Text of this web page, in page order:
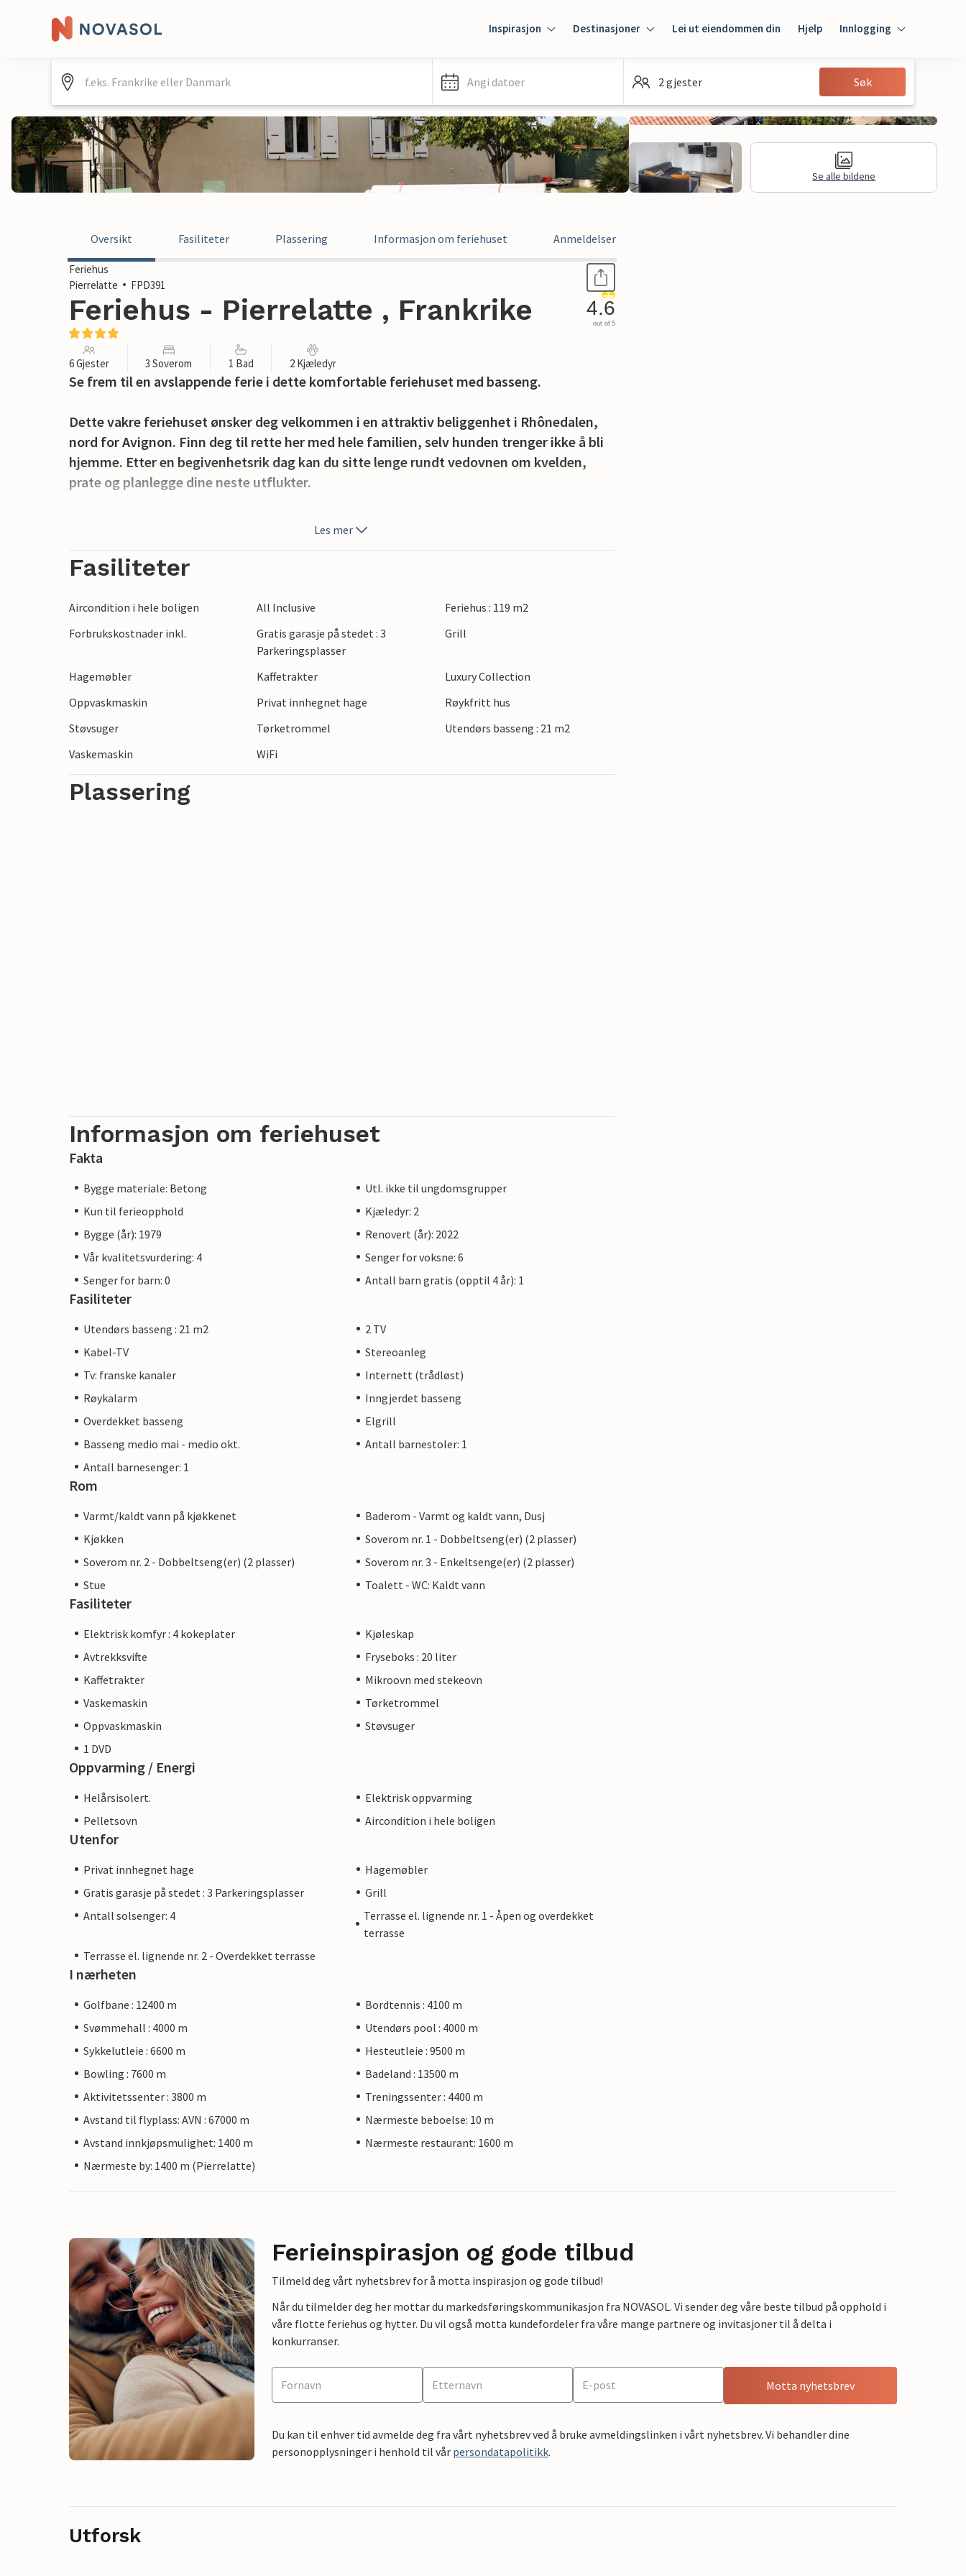
Inspirasjon Destinasjoner Lei ut eiendommen din Hjelp Innlogging
Innlogging
Gjest
Angi datoer 2 gjester Søk
Se alle bildene
Oversikt Fasiliteter Plassering Informasjon om feriehuset Anmeldelser
Feriehus
Pierrelatte
FPD391
Feriehus - Pierrelatte , Frankrike 4.6
out of 5
6 Gjester 3 Soverom 1 Bad 2 Kjæledyr
Se frem til en avslappende ferie i dette komfortable feriehuset med basseng.
Dette vakre feriehuset ønsker deg velkommen i en attraktiv beliggenhet i Rhônedalen,
nord for Avignon. Finn deg til rette her med hele familien, selv hunden trenger ikke å bli
hjemme. Etter en begivenhetsrik dag kan du sitte lenge rundt vedovnen om kvelden,
prate og planlegge dine neste utflukter.
Du vil også finne de beste forholdene for uforglemmelige timer utendørs. Finn deg til
familien på terrassen for en deilig grillmiddag og nyt den lune sommerkvelden.
Utforsk denne spennende delen av Sør-Frankrike fra feriehuset og besøk byer som
lavendelmarker og Mont Ventoux-fjellet. Besøk de lokale markedene og la deg friste av
regionale produkter som de deilige trøflene.
Ha det gøy i dette fantastisk beliggende feriehuset!
Les mer
Fasiliteter
Aircondition i hele boligen All Inclusive
Feriehus : 119 m2
Forbrukskostnader inkl.
Gratis garasje på stedet : 3
Parkeringsplasser
Grill
Hagemøbler Kaffetrakter
Luxury Collection
Oppvaskmaskin
Privat innhegnet hage
Røykfritt hus
Støvsuger
Tørketrommel
Utendørs basseng : 21 m2
Vaskemaskin
WiFi
Plassering
Informasjon om feriehuset
Fakta
Bygge materiale: Betong
Utl. ikke til ungdomsgrupper
Kun til ferieopphold
Kjæledyr: 2
Bygge (år): 1979
Renovert (år): 2022
Vår kvalitetsvurdering: 4
Senger for voksne: 6
Senger for barn: 0
Antall barn gratis (opptil 4 år): 1
Fasiliteter
Utendørs basseng : 21 m2
2 TV
Kabel-TV
Stereoanleg
Tv: franske kanaler
Internett (trådløst)
Røykalarm
Inngjerdet basseng
Overdekket basseng
Elgrill
Basseng medio mai - medio okt.
Antall barnestoler: 1
Antall barnesenger: 1
Rom
Varmt/kaldt vann på kjøkkenet
Baderom - Varmt og kaldt vann, Dusj
Kjøkken
Soverom nr. 1 - Dobbeltseng(er) (2 plasser)
Soverom nr. 2 - Dobbeltseng(er) (2 plasser)
Soverom nr. 3 - Enkeltsenge(er) (2 plasser)
Stue
Toalett - WC: Kaldt vann
Fasiliteter
Elektrisk komfyr : 4 kokeplater
Kjøleskap
Avtrekksvifte
Fryseboks : 20 liter
Kaffetrakter
Mikroovn med stekeovn
Vaskemaskin
Tørketrommel
Oppvaskmaskin
Støvsuger
1 DVD
Oppvarming / Energi
Helårsisolert.
Elektrisk oppvarming
Pelletsovn
Aircondition i hele boligen
Utenfor
Privat innhegnet hage
Hagemøbler
Gratis garasje på stedet : 3 Parkeringsplasser
Grill
Antall solsenger: 4
Terrasse el. lignende nr. 1 - Åpen og overdekket
terrasse
Terrasse el. lignende nr. 2 - Overdekket terrasse
I nærheten
Golfbane : 12400 m
Bordtennis : 4100 m
Svømmehall : 4000 m
Utendørs pool : 4000 m
Sykkelutleie : 6600 m
Hesteutleie : 9500 m
Bowling : 7600 m
Badeland : 13500 m
Aktivitetssenter : 3800 m
Treningssenter : 4400 m
Avstand til flyplass: AVN : 67000 m
Nærmeste beboelse: 10 m
Avstand innkjøpsmulighet: 1400 m
Nærmeste restaurant: 1600 m
Nærmeste by: 1400 m (Pierrelatte)
Ferieinspirasjon og gode tilbud
Tilmeld deg vårt nyhetsbrev for å motta inspirasjon og gode tilbud!
Når du tilmelder deg her mottar du markedsføringskommunikasjon fra NOVASOL. Vi sender deg våre beste tilbud på opphold i
våre flotte feriehus og hytter. Du vil også motta kundefordeler fra våre mange partnere og invitasjoner til å delta i
konkurranser.
Motta nyhetsbrev
Du kan til enhver tid avmelde deg fra vårt nyhetsbrev ved å bruke avmeldingslinken i vårt nyhetsbrev. Vi behandler dine
personopplysninger i henhold til vår persondatapolitikk.
Utforsk